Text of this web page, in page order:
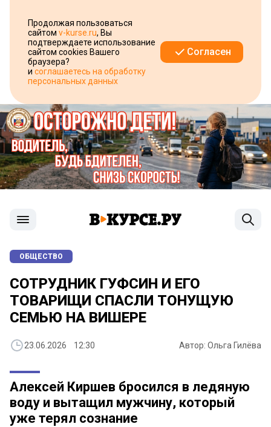
Продолжая пользоваться
сайтом v-kurse.ru, Вы
подтверждаете использование
сайтом cookies Вашего
браузера?
и соглашаетесь на обработку
персональных данных
Согласен
ОБЩЕСТВО
СОТРУДНИК ГУФСИН И ЕГО
ТОВАРИЩИ СПАСЛИ ТОНУЩУЮ
СЕМЬЮ НА ВИШЕРЕ
23.06.2026 12:30 Автор: Ольга Гилёва
Алексей Киршев бросился в ледяную
воду и вытащил мужчину, который
уже терял сознание